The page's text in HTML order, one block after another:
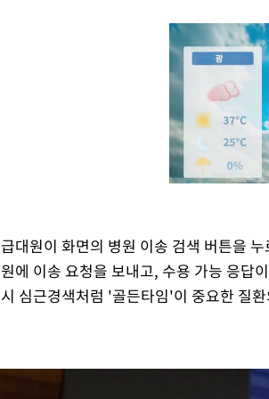
대원이 화면의 병원 이송 검색 버튼을
에 이송 요청을 보내고, 수용 가능 응답
심근경색처럼 '골든타임'이 중요한 질